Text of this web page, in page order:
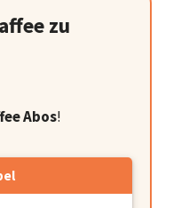
zu
Abos!